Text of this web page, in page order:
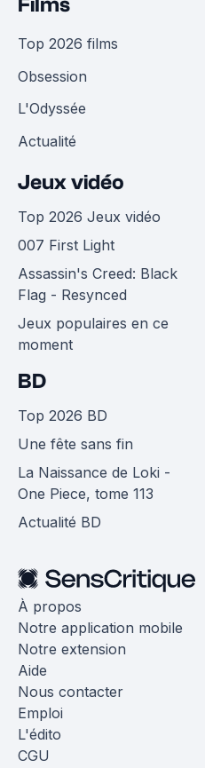
Films
Top 2026 films
Obsession
L'Odyssée
Actualité
Jeux vidéo
Top 2026 Jeux vidéo
007 First Light
Assassin's Creed: Black
Flag - Resynced
Jeux populaires en ce
moment
BD
Top 2026 BD
Une fête sans fin
La Naissance de Loki -
One Piece, tome 113
Actualité BD
À propos
Notre application mobile
Notre extension
Aide
Nous contacter
Emploi
L'édito
CGU